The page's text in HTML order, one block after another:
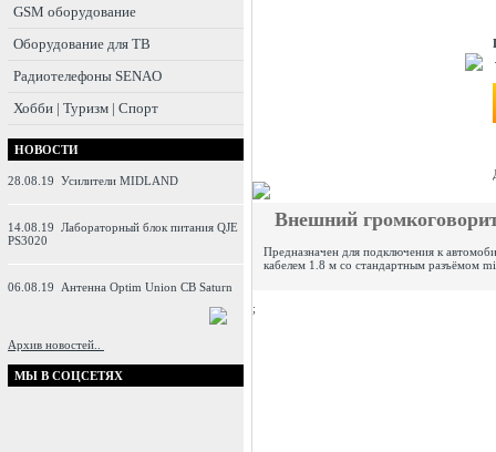
GSM оборудование
Оборудование для ТВ
Радиотелефоны SENAO
Хобби | Туризм | Спорт
НОВОСТИ
28.08.19 Усилители MIDLAND
14.08.19 Лабораторный блок питания QJE
PS3020
06.08.19 Антенна Optim Union CB Saturn
Архив новостей..
МЫ В СОЦСЕТЯХ
Внешний
Предназначен для подключения к
кабелем 1.8 м со стандартным разъёмом
;